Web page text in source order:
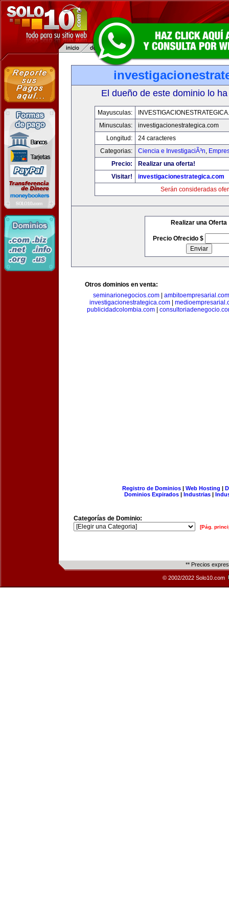
El dueño de este dominio lo
Mayusculas:
Minusculas:
investigacionestrategica.com
Longitud:
24 caracteres
Categorias:
Ciencia e InvestigaciÃ³n,
Precio:
Realizar una oferta!
Visitar!
investigacionestrategica.com
Serán consideradas
Realizar una Oferta
Precio Ofrecido $
Otros dominios en venta:
seminarionegocios.com| ambitoempresarial.com
investigacionestrategica.com
publicidadcolombia.com|
Registro de Dominios| Web Hosting |
Dominios Expirados | Industrias |
Categorías de Dominio:
[Pág.
** Precios
© 2002/2022 Solo10.com